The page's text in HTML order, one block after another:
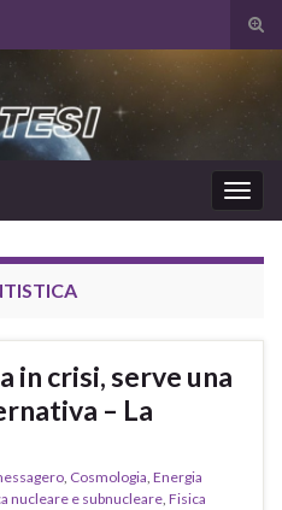
il
la
in crisi, serve una
– La
, Cosmologia, Energia
nucleare e subnucleare, Fisica